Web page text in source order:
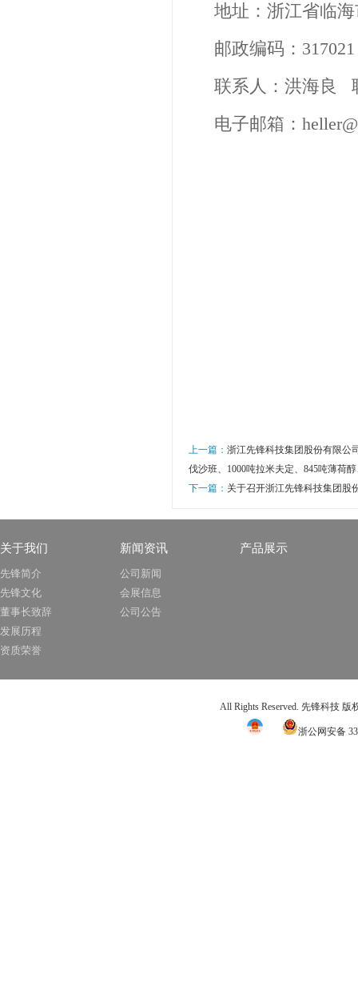
地址： 浙江省临
邮政编码： 317021
联系人： 洪海良
电子邮箱 ：
上一篇： 浙江先锋科技集团股份有限公
伐沙班、1000吨拉米夫定、845吨薄荷
下一篇： 关于召开浙江先锋科技集团股
关于我们
先锋简介
先锋文化
董事长致辞
发展历程
资质荣誉
新闻资讯
公司新闻
会展信息
公司公告
产品展示
All Rights Reserved. 先锋科技 版
浙公网安备